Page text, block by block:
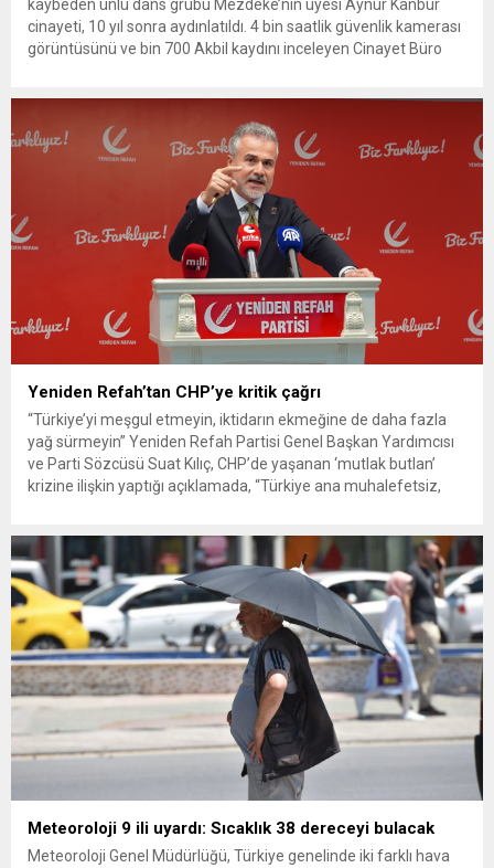
kaybeden ünlü dans grubu Mezdeke’nin üyesi Aynur Kanbur
cinayeti, 10 yıl sonra aydınlatıldı. 4 bin saatlik güvenlik kamerası
görüntüsünü ve bin 700 Akbil kaydını inceleyen Cinayet Büro
Yeniden Refah’tan CHP’ye kritik çağrı
“Türkiye’yi meşgul etmeyin, iktidarın ekmeğine de daha fazla
yağ sürmeyin” Yeniden Refah Partisi Genel Başkan Yardımcısı
ve Parti Sözcüsü Suat Kılıç, CHP’de yaşanan ‘mutlak butlan’
krizine ilişkin yaptığı açıklamada, “Türkiye ana muhalefetsiz,
olun. Türkiye’yi...
Meteoroloji 9 ili uyardı: Sıcaklık 38 dereceyi bulacak
Meteoroloji Genel Müdürlüğü, Türkiye genelinde iki farklı hava